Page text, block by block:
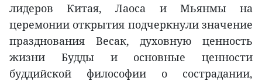
лидеров Китая, Лаоса и Мьянмы на
церемонии открытия подчеркнули значение
празднования Весак, духовную ценность
жизни Будды и основные ценности
буддийской философии о сострадании,